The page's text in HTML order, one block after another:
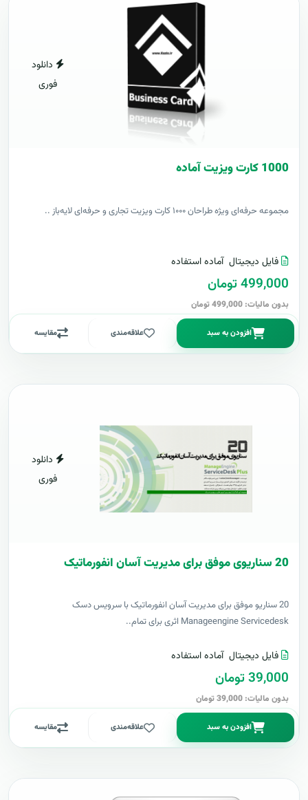
دانلود
فوری
1000 کارت ويزيت آماده
مجموعه حرفه‌ای ویژه طراحان ۱۰۰۰ کارت ویزیت تجاری و حرفه‌ای لایه‌باز ..
فایل دیجیتال آماده استفاده
499,000 تومان
بدون مالیات: 499,000 تومان
افزودن به سبد علاقه‌مندی مقایسه
دانلود
فوری
20 سناریوی موفق برای مدیریت آسان انفورماتیک
20 سناریو موفق برای مدیریت آسان انفورماتیک با سرویس دسک
Manageengine Servicedesk اثری برای تمام..
فایل دیجیتال آماده استفاده
39,000 تومان
بدون مالیات: 39,000 تومان
افزودن به سبد علاقه‌مندی مقایسه